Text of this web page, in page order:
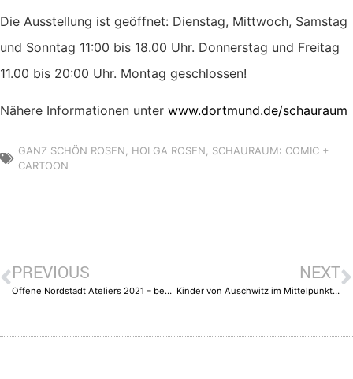
Die Ausstellung ist geöffnet: Dienstag, Mittwoch, Samstag
und Sonntag 11:00 bis 18.00 Uhr. Donnerstag und Freitag
11.00 bis 20:00 Uhr. Montag geschlossen!
Nähere Informationen unter www.dortmund.de/schauraum
GANZ SCHÖN ROSEN HOLGA ROSEN
SCHAURAUM: COMIC +
CARTOON
PREVIOUS
Offene Nordstadt Ateliers 2021 – besonderer Einblick in die Kunstszene
NEXT
Kinder von Auschwitz im Mittelpunkt einer Ausstellung